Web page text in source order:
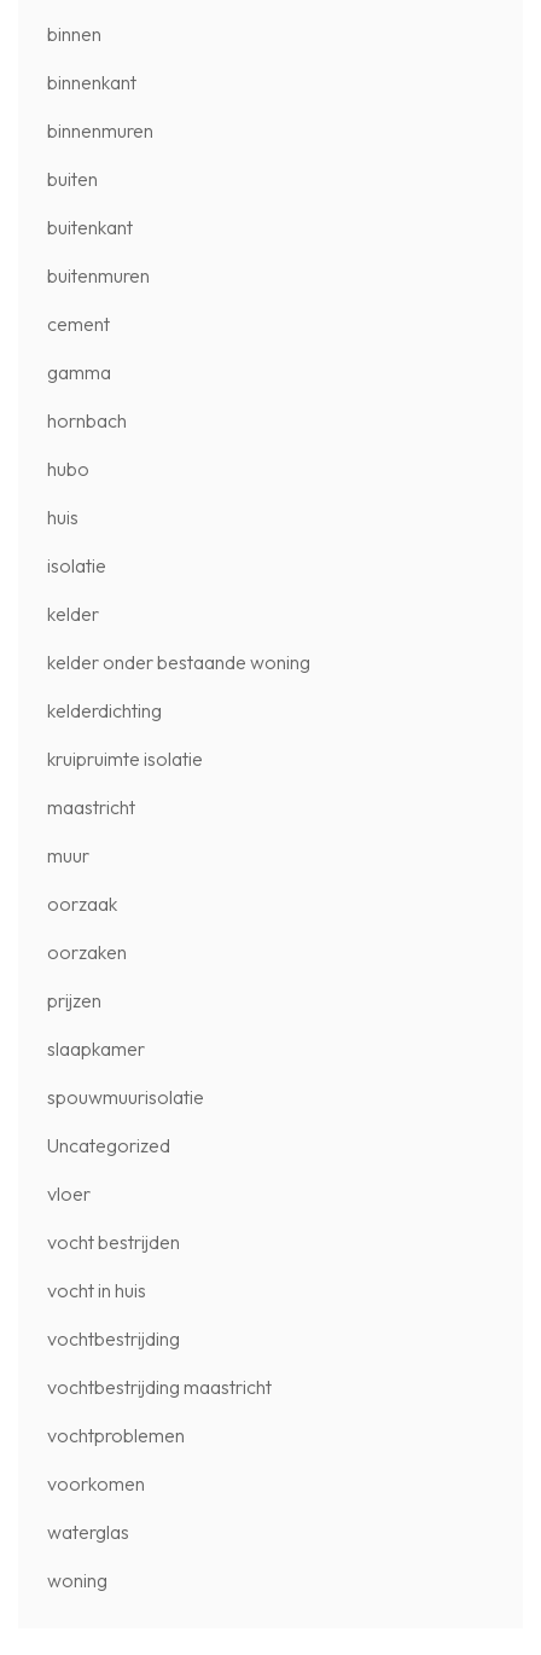
binnen
binnenkant
binnenmuren
buiten
buitenkant
buitenmuren
cement
gamma
hornbach
hubo
huis
isolatie
kelder
kelder onder bestaande woning
kelderdichting
kruipruimte isolatie
maastricht
muur
oorzaak
oorzaken
prijzen
slaapkamer
spouwmuurisolatie
Uncategorized
vloer
vocht bestrijden
vocht in huis
vochtbestrijding
vochtbestrijding maastricht
vochtproblemen
voorkomen
waterglas
woning